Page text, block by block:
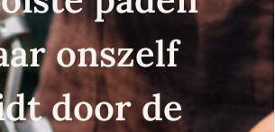
onszelf
door de